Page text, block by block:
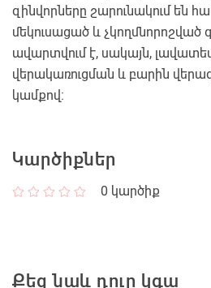
զինվորները շարունակում են
մեկուսացած և չկողմնորոշված
ավարտվում է, սակայն,
վերակառուցման և բարին
կամքով։
Կարծիքներ
0 կարծիք
Քեզ նաև դուր կգա